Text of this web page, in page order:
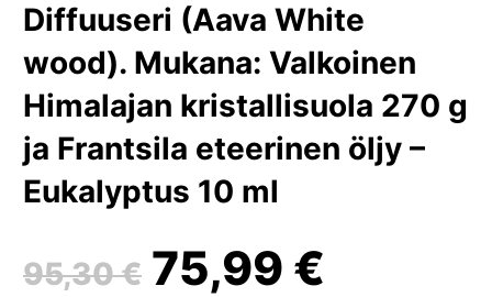
Diffuuseri (Aava White
wood). Mukana: Valkoinen
Himalajan kristallisuola 270 g
ja Frantsila eteerinen öljy –
Eukalyptus 10 ml
95,30€ Alkuperäinen
75,99 €